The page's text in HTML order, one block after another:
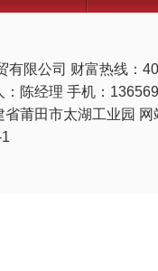
有限公司 财富热线：
陈经理 手机：
莆田市太湖工业园 网